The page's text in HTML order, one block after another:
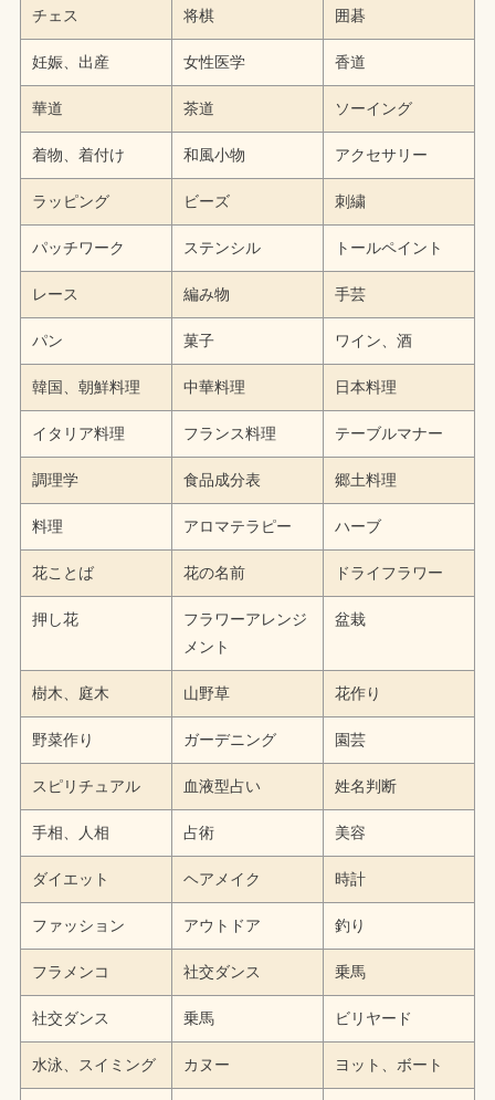
チェス 将棋 囲碁
妊娠、出産 女性医学 香道
華道 茶道 ソーイング
着物、着付け 和風小物 アクセサリー
ラッピング ビーズ 刺繍
パッチワーク ステンシル トールペイント
レース 編み物 手芸
パン 菓子 ワイン、酒
韓国、朝鮮料理 中華料理 日本料理
イタリア料理 フランス料理 テーブルマナー
調理学 食品成分表 郷土料理
料理 アロマテラピー ハーブ
花ことば 花の名前 ドライフラワー
押し花
フラワーアレンジ
メント
盆栽
樹木、庭木 山野草 花作り
野菜作り ガーデニング 園芸
スピリチュアル 血液型占い 姓名判断
手相、人相 占術 美容
ダイエット ヘアメイク 時計
ファッション アウトドア 釣り
フラメンコ 社交ダンス 乗馬
社交ダンス 乗馬 ビリヤード
水泳、スイミング カヌー ヨット、ボート